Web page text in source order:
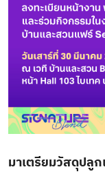
มาเตรียมวัสดุปลู